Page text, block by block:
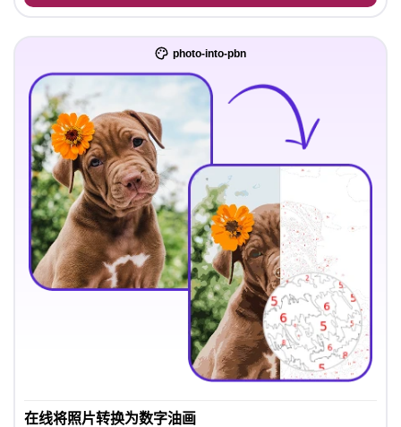
photo-into-pbn
在线将照片转换为数字油画